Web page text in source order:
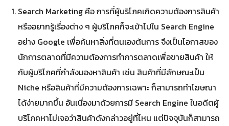
Search Marketing คือ การที่ผู้บริโภคเกิดความต้องการสินค้า
หรืออยากรู้เรื่องต่าง ๆ ผู้บริโภคก็จะเข้าไปใน Search Engine
อย่าง Google เพื่อค้นหาสิ่งที่ตนเองต้นการ จึงเป็นโอกาสของ
นักการตลาดที่มีความต้องการทำการตลาดเพื่อขายสินค้า ให้
กับผู้บริโภคที่กำลังมองหาสินค้า เช่น สินค้าที่มีลักษณะเป็น
Niche หรือสินค้าที่มีความต้องการเฉพาะ ก็สามารถทำโฆษณา
ได้ง่ายมากขึ้น อันเนื่องมาด้วยการมี Search Engine ในอดีตผู้
บริโภคหาไม่เจอว่าสินค้าดังกล่าวอยู่ที่ไหน แต่ปัจจุบันก็สามารถ